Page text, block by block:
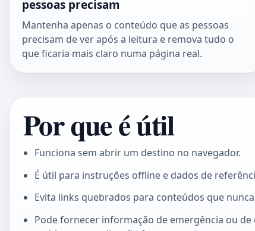
pessoas precisam
Mantenha apenas o conteúdo que as pessoas
precisam de ver após a leitura e remova tudo o
que ficaria mais claro numa página real.
Por que é útil
Funciona sem abrir um destino no navegador.
É útil para instruções offline e dados de
Evita links quebrados para conteúdos que
Pode fornecer informação de emergência ou